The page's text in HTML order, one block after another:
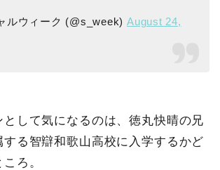
ルウィーク (@s_week) August 24,
して気になるのは、徳丸快晴の兄
る智辯和歌山高校に入学するかど
ろ。